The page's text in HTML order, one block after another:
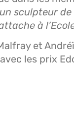
sculpteur de
à
et
les prix